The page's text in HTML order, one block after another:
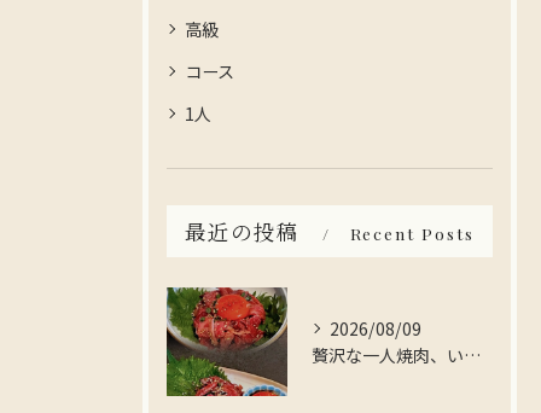
高級
コース
1人
最近の投稿 Recent Posts
2026/08/09
贅沢な一人焼肉、いかがですか？